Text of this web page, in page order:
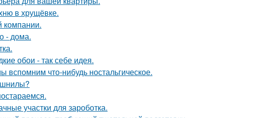
в хрущёвке.
компании.
- дома.
обои - так себе идея.
вспомним что-нибудь ностальгическое.
участки для зароботка.